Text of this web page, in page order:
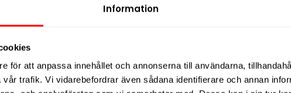
Information
för att anpassa innehållet och annonserna till användarna,
trafik. Vi vidarebefordrar även sådana identifierare och annan
som stark
. Varje prilla
på 1,32%. En dosa innehåller
8,5 och en fukthalt på 40%.
och är tillverkad utan tobak.
Varumärke